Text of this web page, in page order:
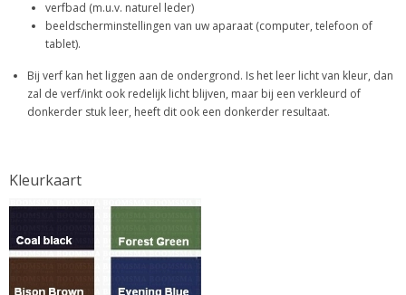
verfbad (m.u.v. naturel leder)
beeldscherminstellingen van uw aparaat (computer, telefoon of
tablet).
Bij verf kan het liggen aan de ondergrond. Is het leer licht van kleur, dan
zal de verf/inkt ook redelijk licht blijven, maar bij een verkleurd of
donkerder stuk leer, heeft dit ook een donkerder resultaat.
Kleurkaart